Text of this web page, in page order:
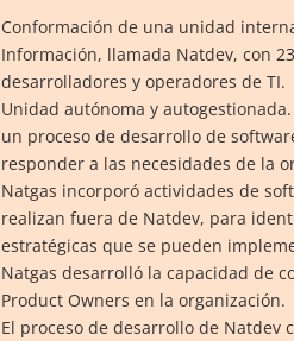
Conformación de una unidad
Información, llamada Natdev, con
desarrolladores y operadores de TI.
Unidad autónoma y
un proceso de desarrollo de
responder a las necesidades de la
Natgas incorporó actividades de
realizan fuera de Natdev, para
estratégicas que se pueden
Natgas desarrolló la capacidad de
Product Owners en la organización.
El proceso de desarrollo de Natdev